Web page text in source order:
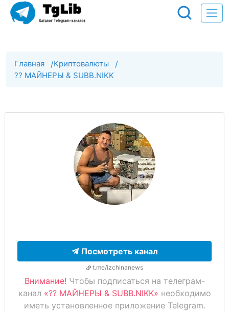
Главная /Криптовалюты /
?? МАЙНЕРЫ & SUBB.NIKK
Посмотреть канал
t.me/izchinanews
Внимание! Чтобы подписаться на телеграм-
канал «?? МАЙНЕРЫ & SUBB.NIKK» необходимо
иметь установленное приложение Telegram.